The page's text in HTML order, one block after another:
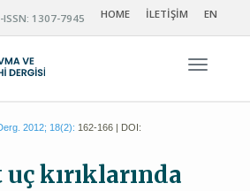
1307-7945 HOME İLETİŞİM EN
2012; 18(2): 162-166 | DOI:
kırıklarında